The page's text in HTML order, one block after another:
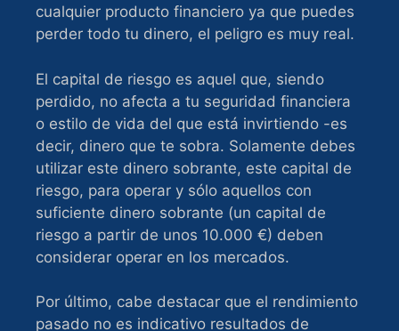
cualquier producto financiero ya que puedes
perder todo tu dinero, el peligro es muy real.
El capital de riesgo es aquel que, siendo
perdido, no afecta a tu seguridad financiera
o estilo de vida del que está invirtiendo -es
decir, dinero que te sobra. Solamente debes
utilizar este dinero sobrante, este capital de
riesgo, para operar y sólo aquellos con
suficiente dinero sobrante (un capital de
riesgo a partir de unos 10.000 €) deben
considerar operar en los mercados.
Por último, cabe destacar que el rendimiento
pasado no es indicativo resultados de